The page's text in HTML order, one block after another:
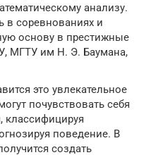
анализу.
в соревнованиях и
основу в престижные
МГТУ им Н. Э. Баумана,
это увлекательное
почувствовать себя
классифицируя
поведение. В
создать